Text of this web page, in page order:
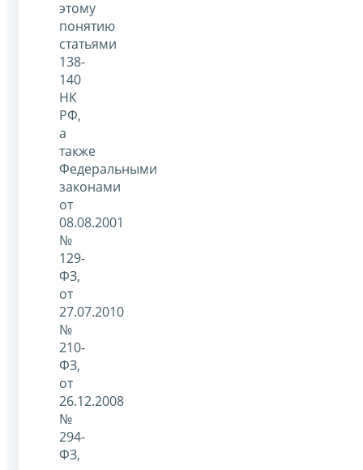
этому
понятию
статьями
138-
140
НК
РФ,
а
также
Федеральными
законами
от
08.08.2001
№
129-
ФЗ,
от
27.07.2010
№
210-
ФЗ,
от
26.12.2008
№
294-
ФЗ,